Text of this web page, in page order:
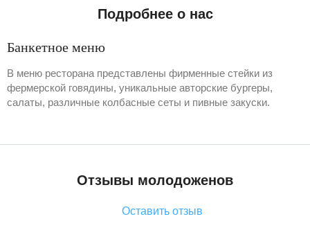
Подробнее о нас
Банкетное меню
В меню ресторана представлены фирменные стейки из
фермерской говядины, уникальные авторские бургеры,
салаты, различные колбасные сеты и пивные закуски.
Отзывы молодоженов
Оставить отзыв